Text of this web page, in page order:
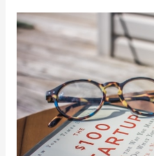
gerechten
en
heerlijke
wijnen!